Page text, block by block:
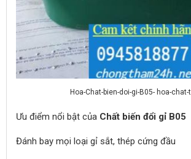
Hoa-Chat-bien-doi-gi-B05- hoa-chat-
Ưu điểm nổi bật của Chất biến đổi gỉ B05
Đánh bay mọi loại gỉ sắt, thép cứng đầu